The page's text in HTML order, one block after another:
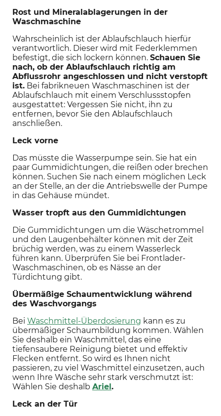
Rost und Mineralablagerungen in der
Waschmaschine
Wahrscheinlich ist der Ablaufschlauch hierfür
verantwortlich. Dieser wird mit Federklemmen
befestigt, die sich lockern können. Schauen Sie
nach, ob der Ablaufschlauch richtig am
Abflussrohr angeschlossen und nicht verstopft
ist. Bei fabrikneuen Waschmaschinen ist der
Ablaufschlauch mit einem Verschlussstopfen
ausgestattet: Vergessen Sie nicht, ihn zu
entfernen, bevor Sie den Ablaufschlauch
anschließen.
Leck vorne
Das müsste die Wasserpumpe sein. Sie hat ein
paar Gummidichtungen, die reißen oder brechen
können. Suchen Sie nach einem möglichen Leck
an der Stelle, an der die Antriebswelle der Pumpe
in das Gehäuse mündet.
Wasser tropft aus den Gummidichtungen
Die Gummidichtungen um die Wäschetrommel
und den Laugenbehälter können mit der Zeit
brüchig werden, was zu einem Wasserleck
führen kann. Überprüfen Sie bei Frontlader-
Waschmaschinen, ob es Nässe an der
Türdichtung gibt.
Übermäßige Schaumentwicklung während
des Waschvorgangs
Bei Waschmittel-Überdosierung kann es zu
übermäßiger Schaumbildung kommen. Wählen
Sie deshalb ein Waschmittel, das eine
tiefensaubere Reinigung bietet und effektiv
Flecken entfernt. So wird es Ihnen nicht
passieren, zu viel Waschmittel einzusetzen, auch
wenn Ihre Wäsche sehr stark verschmutzt ist:
Wählen Sie deshalb Ariel.
Leck an der Tür